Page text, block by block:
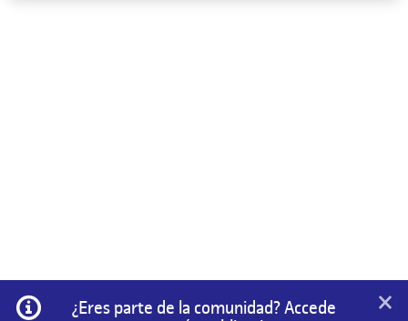
Información
¿Eres parte de la comunidad? Accede
×